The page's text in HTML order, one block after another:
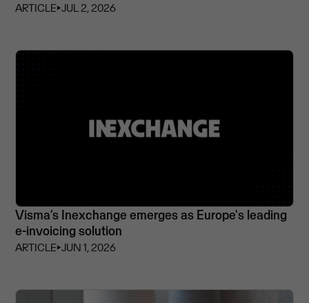
ARTICLE⏵JUL 2, 2026
Visma’s Inexchange emerges as Europe's leading
e-invoicing solution
ARTICLE⏵JUN 1, 2026